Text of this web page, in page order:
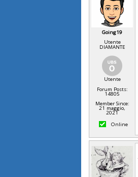
Going19
Utente
DIAMANTE
Utente
Forum Posts:
14805
Member Since:
21 maggio,
2021
Online